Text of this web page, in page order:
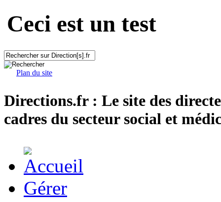
Ceci est un test
Plan du site
Directions.fr : Le site des
cadres du secteur social et
Gérer